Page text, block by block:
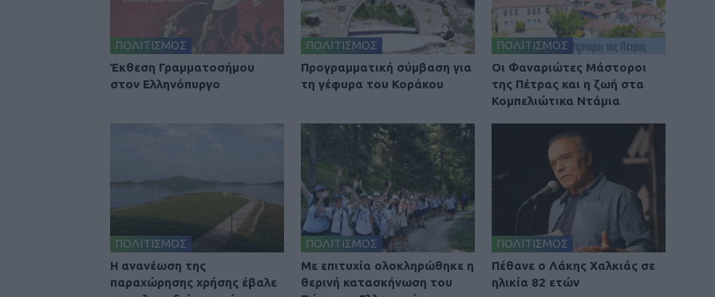
ΠΟΛΙΤΙΣΜΟΣ
Έκθεση Γραμματοσήμου
στον Ελληνόπυργο
ΠΟΛΙΤΙΣΜΟΣ
Προγραμματική σύμβαση για
τη γέφυρα του Κοράκου
ΠΟΛΙΤΙΣΜΟΣ
Οι Φαναριώτες Μάστοροι
της Πέτρας και η ζωή στα
Κομπελιώτικα Ντάμια
ΠΟΛΙΤΙΣΜΟΣ
Η ανανέωση της
παραχώρησης χρήσης έβαλε
ΠΟΛΙΤΙΣΜΟΣ
Με επιτυχία ολοκληρώθηκε η
θερινή κατασκήνωση του
ΠΟΛΙΤΙΣΜΟΣ
Πέθανε ο Λάκης Χαλκιάς σε
ηλικία 82 ετών